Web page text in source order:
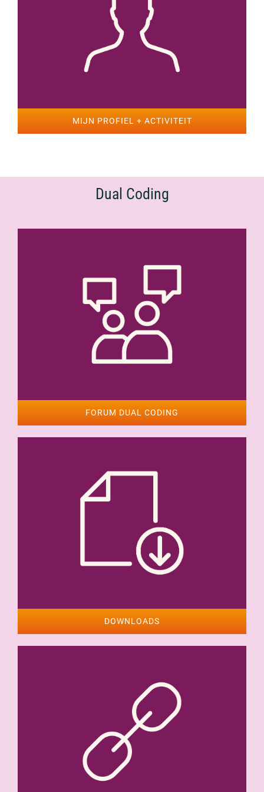
MIJN PROFIEL + ACTIVITEIT
Dual Coding
FORUM DUAL CODING
DOWNLOADS